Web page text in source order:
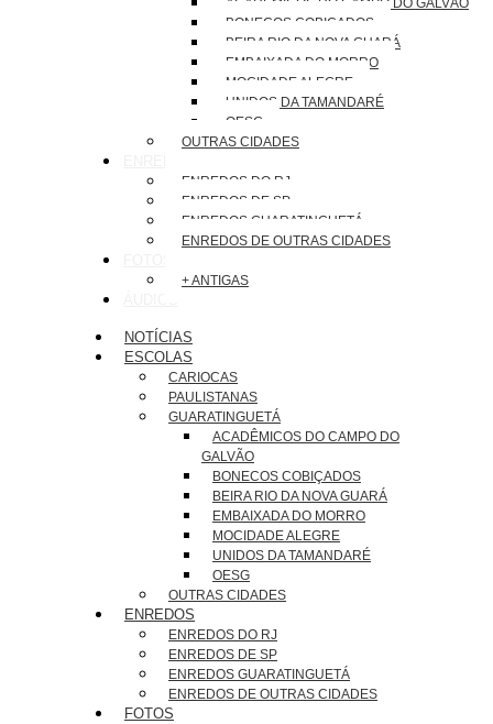
BONECOS COBIÇADOS
BEIRA RIO DA NOVA GUARÁ
EMBAIXADA DO MORRO
MOCIDADE ALEGRE
UNIDOS DA TAMANDARÉ
OESG
OUTRAS CIDADES
ENREDOS DO RJ
ENREDOS DE SP
ENREDOS GUARATINGUETÁ
ENREDOS DE OUTRAS CIDADES
+ ANTIGAS
NOTÍCIAS
ESCOLAS
CARIOCAS
PAULISTANAS
GUARATINGUETÁ
ACADÊMICOS DO CAMPO DO
GALVÃO
BONECOS COBIÇADOS
BEIRA RIO DA NOVA GUARÁ
EMBAIXADA DO MORRO
MOCIDADE ALEGRE
UNIDOS DA TAMANDARÉ
OESG
OUTRAS CIDADES
ENREDOS
ENREDOS DO RJ
ENREDOS DE SP
ENREDOS GUARATINGUETÁ
ENREDOS DE OUTRAS CIDADES
FOTOS